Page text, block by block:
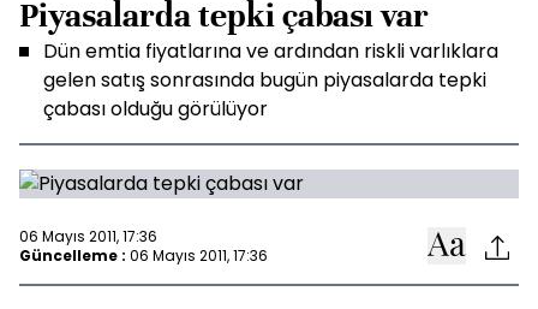
Piyasalarda tepki çabası var
Dün emtia fiyatlarına ve ardından riskli varlıklara
gelen satış sonrasında bugün piyasalarda tepki
çabası olduğu görülüyor
06 Mayıs 2011, 17:36
Güncelleme : 06 Mayıs 2011, 17:36